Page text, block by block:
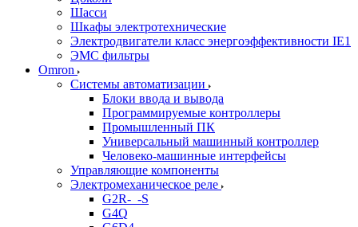
Шасси
Шкафы электротехнические
Электродвигатели класс энергоэффективности IE1
ЭМС фильтры
Omron
Системы автоматизации
Блоки ввода и вывода
Программируемые контроллеры
Промышленный ПК
Универсальный машинный контроллер
Человеко-машинные интерфейсы
Управляющие компоненты
Электромеханическое реле
G2R-_-S
G4Q